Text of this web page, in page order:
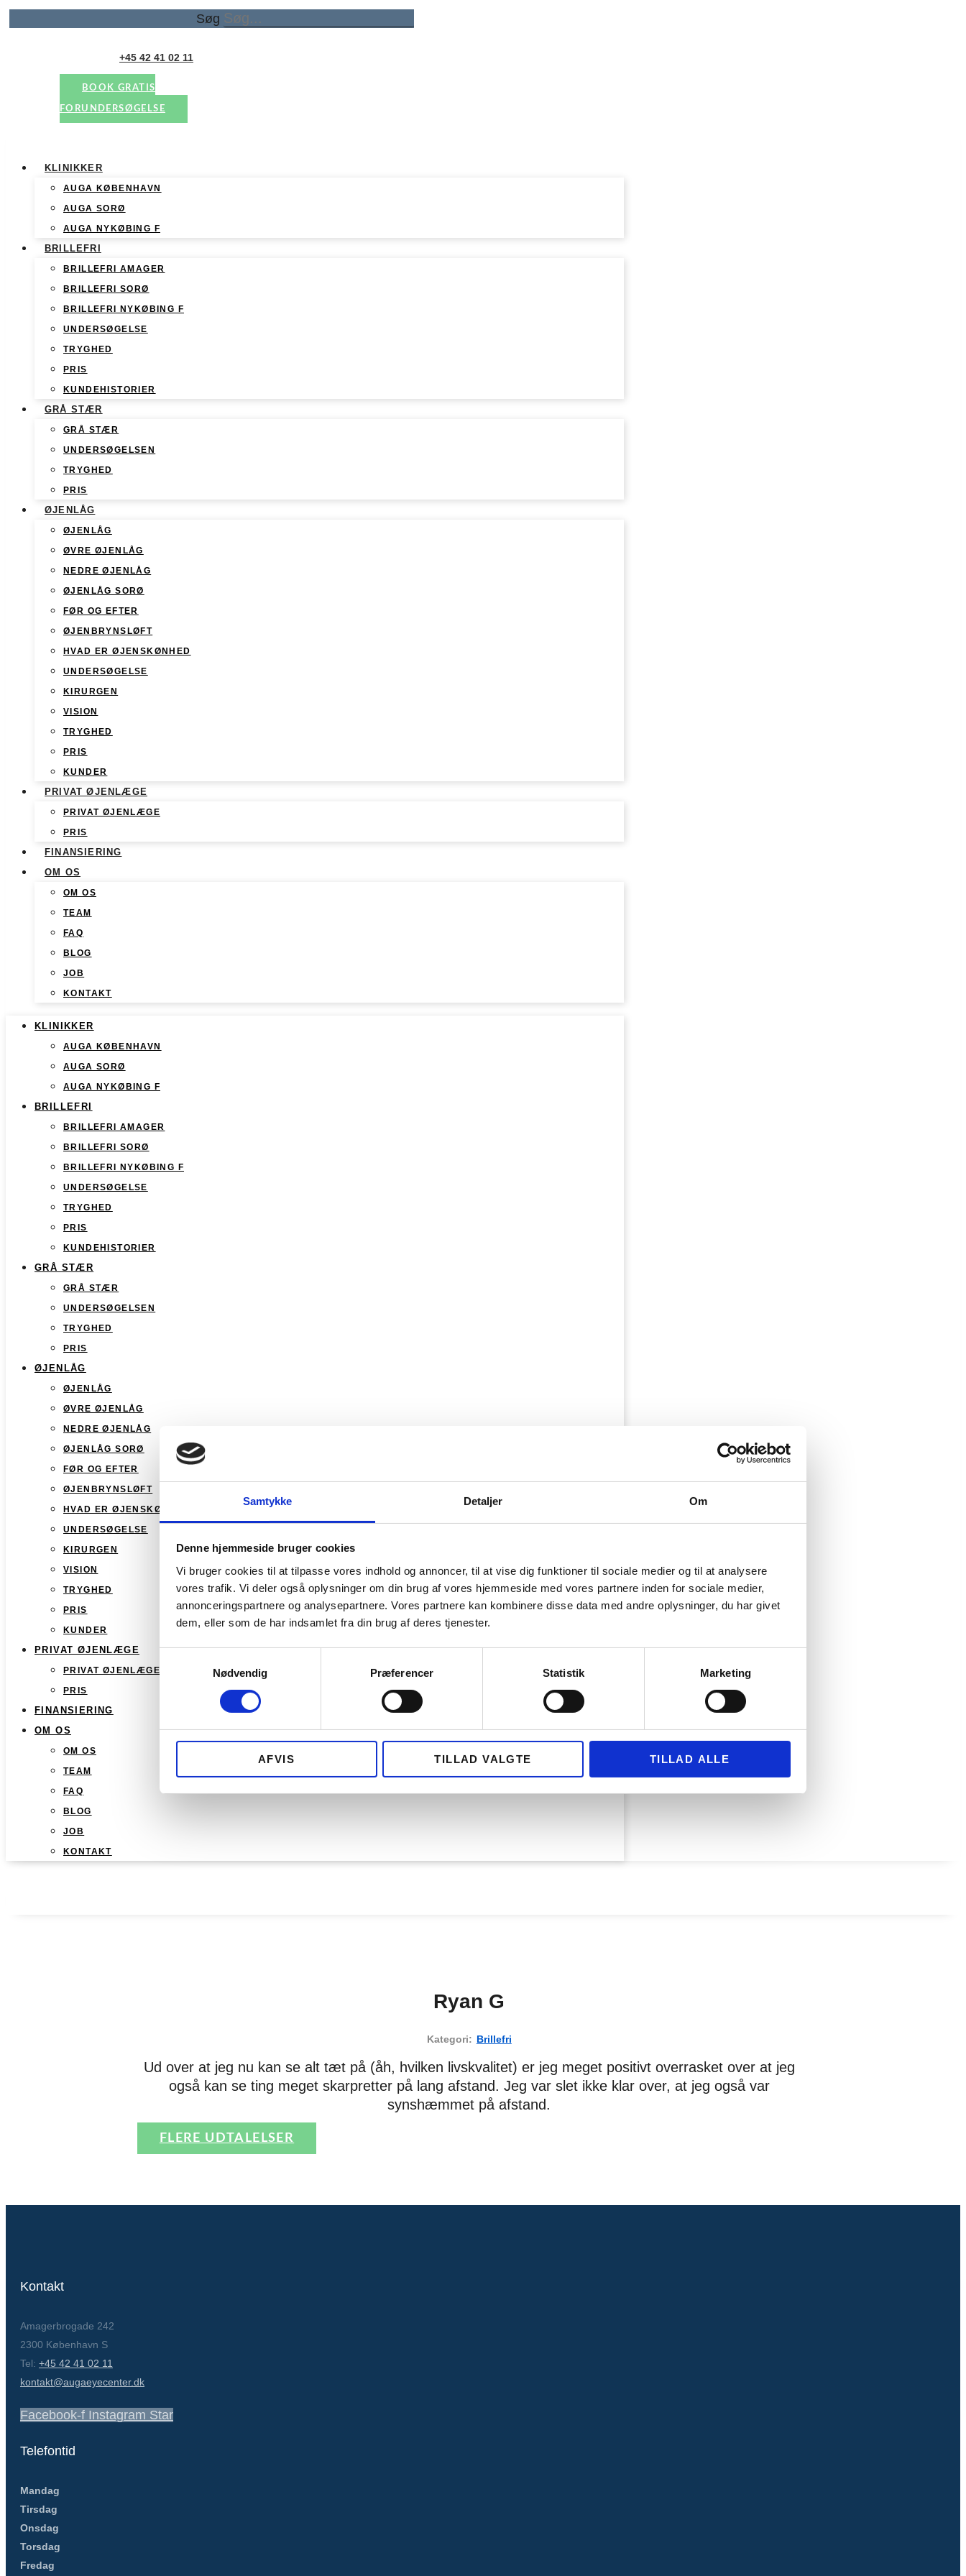
Samtykke Detaljer Om
Denne hjemmeside bruger cookies
Vi bruger cookies til at tilpasse vores indhold og annoncer, til at vise dig funktioner til sociale medier og til at analysere
vores trafik. Vi deler også oplysninger om din brug af vores hjemmeside med vores partnere inden for sociale medier,
annonceringspartnere og analysepartnere. Vores partnere kan kombinere disse data med andre oplysninger, du har givet
dem, eller som de har indsamlet fra din brug af deres tjenester.
Nødvendig
Præferencer Statistik Marketing
AFVIS TILLAD VALGTE TILLAD ALLE
Søg
+45 42 41 02 11
BOOK GRATIS
FORUNDERSØGELSE
KLINIKKER
AUGA KØBENHAVN
AUGA SORØ
AUGA NYKØBING F
BRILLEFRI
BRILLEFRI AMAGER
BRILLEFRI SORØ
BRILLEFRI NYKØBING F
UNDERSØGELSE
TRYGHED
PRIS
KUNDEHISTORIER
GRÅ STÆR
GRÅ STÆR
UNDERSØGELSEN
TRYGHED
PRIS
ØJENLÅG
ØJENLÅG
ØVRE ØJENLÅG
NEDRE ØJENLÅG
ØJENLÅG SORØ
FØR OG EFTER
ØJENBRYNSLØFT
HVAD ER ØJENSKØNHED
UNDERSØGELSE
KIRURGEN
VISION
TRYGHED
PRIS
KUNDER
PRIVAT ØJENLÆGE
PRIVAT ØJENLÆGE
PRIS
FINANSIERING
OM OS
OM OS
TEAM
FAQ
BLOG
JOB
KONTAKT
KLINIKKER
AUGA KØBENHAVN
AUGA SORØ
AUGA NYKØBING F
BRILLEFRI
BRILLEFRI AMAGER
BRILLEFRI SORØ
BRILLEFRI NYKØBING F
UNDERSØGELSE
TRYGHED
PRIS
KUNDEHISTORIER
GRÅ STÆR
GRÅ STÆR
UNDERSØGELSEN
TRYGHED
PRIS
ØJENLÅG
ØJENLÅG
ØVRE ØJENLÅG
NEDRE ØJENLÅG
ØJENLÅG SORØ
FØR OG EFTER
ØJENBRYNSLØFT
HVAD ER ØJENSKØNHED
UNDERSØGELSE
KIRURGEN
VISION
TRYGHED
PRIS
KUNDER
PRIVAT ØJENLÆGE
PRIVAT ØJENLÆGE
PRIS
FINANSIERING
OM OS
OM OS
TEAM
FAQ
BLOG
JOB
KONTAKT
Ryan G
Kategori: Brillefri
Ud over at jeg nu kan se alt tæt på (åh, hvilken livskvalitet) er jeg meget positivt overrasket over at jeg
også kan se ting meget skarpretter på lang afstand. Jeg var slet ikke klar over, at jeg også var
synshæmmet på afstand.
FLERE UDTALELSER
Kontakt
Amagerbrogade 242
2300 København S
Tel: +45 42 41 02 11
kontakt@augaeyecenter.dk
Facebook-f Instagram Star
Telefontid
Mandag
Tirsdag
Onsdag
Torsdag
Fredag